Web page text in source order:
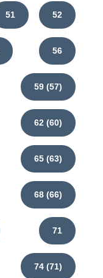
51 52
56
59 (57)
62 (60)
65 (63)
68 (66)
71
74 (71)